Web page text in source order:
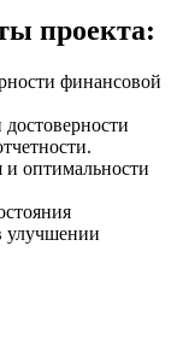
проекта:
финансовой
и оптимальности
улучшении